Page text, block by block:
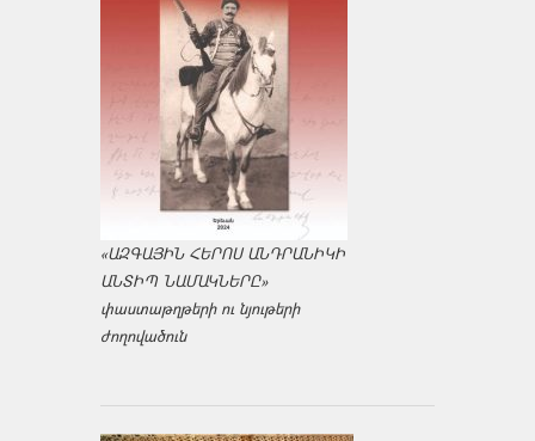
«ԱԶԳԱՅԻՆ ՀԵՐՈՍ ԱՆԴՐԱՆԻԿԻ
ԱՆՏԻՊ ՆԱՄԱԿՆԵՐԸ»
փաստաթղթերի ու նյութերի
ժողովածուն